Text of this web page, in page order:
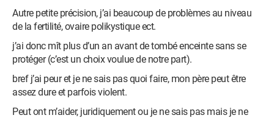
Autre petite précision, j’ai beaucoup de problèmes au niveau
de la fertilité, ovaire polikystique ect.
j’ai donc mît plus d’un an avant de tombé enceinte sans se
protéger (c’est un choix voulue de notre part).
bref j’ai peur et je ne sais pas quoi faire, mon père peut être
assez dure et parfois violent.
Peut ont m’aider, juridiquement ou je ne sais pas mais je ne